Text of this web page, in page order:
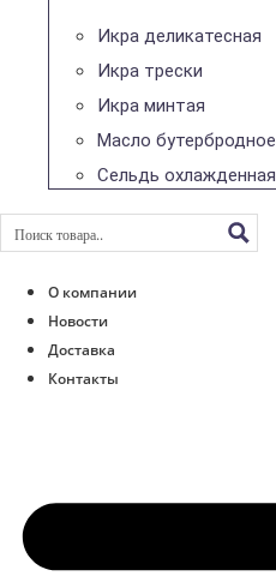
Икра деликатесная
Икра трески
Икра минтая
Масло бутербродное
Сельдь охлажденная
О компании
Новости
Доставка
Контакты